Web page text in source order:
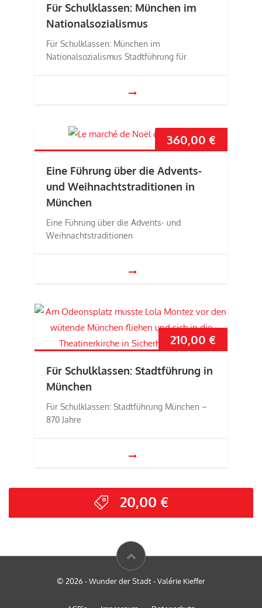
Für Schulklassen: München im
Nationalsozialismus
Für Schulklassen: München im
Nationalsozialismus Stadtführung für
360,00 €
Eine Führung über die Advents-
und Weihnachtstraditionen in
München
Eine Führung über die Advents- und
Weihnachtstraditionen
210,00 €
Für Schulklassen: Stadtführung in
München
Für Schulklassen: Stadtführung München –
870 Jahre
20,00 €
© 2026 - Wunder der Stadt - Valérie Kieffer